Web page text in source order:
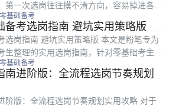
第一次选岗往往摸不清方向，容易掉进各类
考甚至入职。本文是粉笔为零基础备考生整
围绕职位表填报、条件筛选中最容易踩的四
零基础备考
备考选岗指南 避坑实用策略版
选岗指南 避坑实用策略版 本文是粉笔专为
生整理的实用选岗指南，针对零基础考生第
表、不会筛选招录条件、容易踩选岗误区的
直接照做的岗位筛选步骤，明确了不同招录
零基础备考
南进阶版：全流程选岗节奏规划
阶版：全流程选岗节奏规划实用攻略 对于